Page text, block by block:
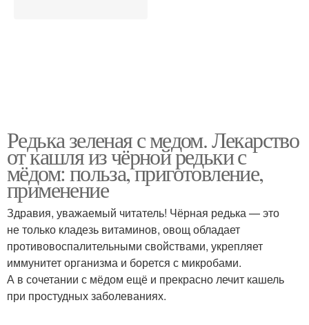
Редька зеленая с медом. Лекарство
от кашля из чёрной редьки с
мёдом: польза, приготовление,
применение
Здравия, уважаемый читатель! Чёрная редька — это
не только кладезь витаминов, овощ обладает
противовоспалительными свойствами, укрепляет
иммунитет организма и борется с микробами.
А в сочетании с мёдом ещё и прекрасно лечит кашель
при простудных заболеваниях.